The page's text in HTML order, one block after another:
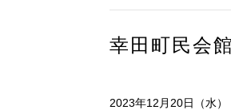
幸田町民会
2023年12月20日（水）